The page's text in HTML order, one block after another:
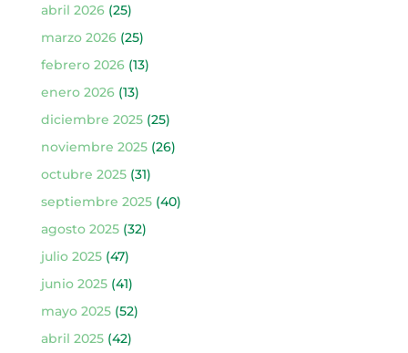
abril 2026(25)
marzo 2026(25)
febrero 2026(13)
enero 2026(13)
diciembre 2025(25)
noviembre 2025(26)
octubre 2025(31)
septiembre 2025(40)
agosto 2025(32)
julio 2025(47)
junio 2025(41)
mayo 2025(52)
abril 2025(42)